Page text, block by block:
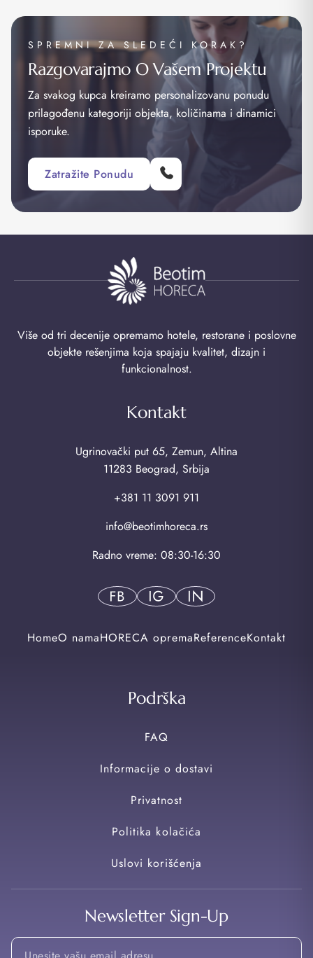
SPREMNI ZA SLEDEĆI KORAK?
Razgovarajmo O Vašem Projektu
Za svakog kupca kreiramo personalizovanu ponudu
prilagođenu kategoriji objekta, količinama i dinamici
isporuke.
Zatražite Ponudu
Više od tri decenije opremamo hotele, restorane i poslovne
objekte rešenjima koja spajaju kvalitet, dizajn i
funkcionalnost.
Kontakt
Ugrinovački put 65, Zemun, Altina
11283 Beograd, Srbija
+381 11 3091 911
info@beotimhoreca.rs
Radno vreme: 08:30-16:30
HomeO namaHORECA opremaReferenceKontakt
Podrška
FAQ
Informacije o dostavi
Privatnost
Politika kolačića
Uslovi korišćenja
Newsletter Sign-Up